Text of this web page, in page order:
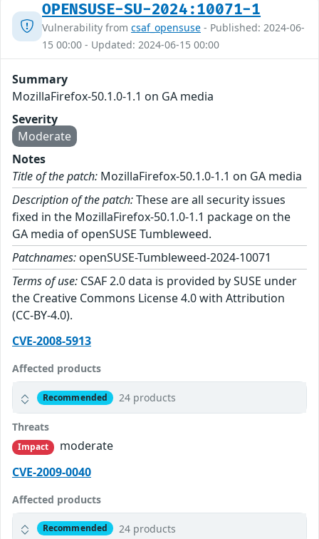
OPENSUSE-SU-2024:10071-1
Vulnerability from csaf_opensuse - Published: 2024-06-
15 00:00 - Updated: 2024-06-15 00:00
Summary
MozillaFirefox-50.1.0-1.1 on GA media
Severity
Moderate
Notes
Title of the patch: MozillaFirefox-50.1.0-1.1 on GA media
Description of the patch:These are all security issues
fixed in the MozillaFirefox-50.1.0-1.1 package on the
GA media of openSUSE Tumbleweed.
Patchnames: openSUSE-Tumbleweed-2024-10071
Terms of use: CSAF 2.0 data is provided by SUSE under
the Creative Commons License 4.0 with Attribution
(CC-BY-4.0).
CVE-2008-5913
Affected products
Recommended 24 products
Threats
Impact
moderate
CVE-2009-0040
Affected products
Recommended 24 products